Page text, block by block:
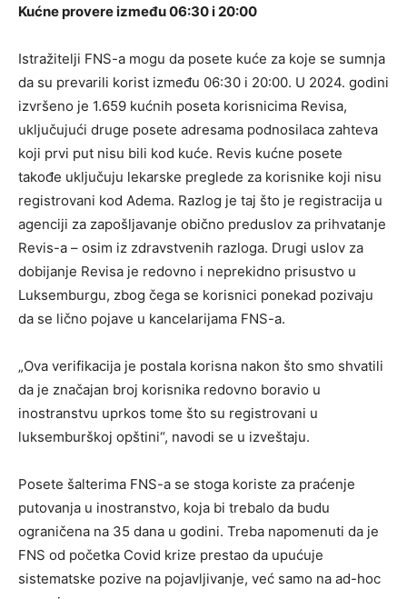
Kućne provere između 06:30 i 20:00
Istražitelji FNS-a mogu da posete kuće za koje se sumnja
da su prevarili korist između 06:30 i 20:00. U 2024. godini
izvršeno je 1.659 kućnih poseta korisnicima Revisa,
uključujući druge posete adresama podnosilaca zahteva
koji prvi put nisu bili kod kuće. Revis kućne posete
takođe uključuju lekarske preglede za korisnike koji nisu
registrovani kod Adema. Razlog je taj što je registracija u
agenciji za zapošljavanje obično preduslov za prihvatanje
Revis-a – osim iz zdravstvenih razloga. Drugi uslov za
dobijanje Revisa je redovno i neprekidno prisustvo u
Luksemburgu, zbog čega se korisnici ponekad pozivaju
da se lično pojave u kancelarijama FNS-a.
„Ova verifikacija je postala korisna nakon što smo shvatili
da je značajan broj korisnika redovno boravio u
inostranstvu uprkos tome što su registrovani u
luksemburškoj opštini“, navodi se u izveštaju.
Posete šalterima FNS-a se stoga koriste za praćenje
putovanja u inostranstvo, koja bi trebalo da budu
ograničena na 35 dana u godini. Treba napomenuti da je
FNS od početka Covid krize prestao da upućuje
sistematske pozive na pojavljivanje, već samo na ad-hoc